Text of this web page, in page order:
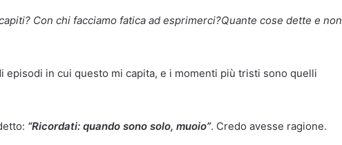
Con chi facciamo fatica ad esprimerci?Quante cose dette e non
episodi in cui questo mi capita, e i momenti più tristi sono quelli
“Ricordati: quando sono solo, muoio”. Credo avesse ragione.